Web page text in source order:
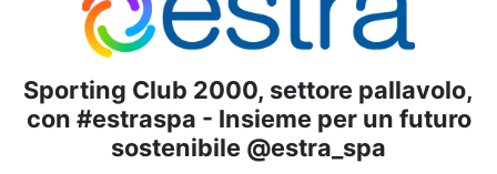
Sporting Club 2000, settore pallavolo,
con #estraspa - Insieme per un futuro
sostenibile @estra_spa